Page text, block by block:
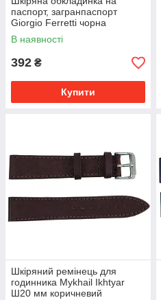
паспорт, загранпаспорт
Giorgio Ferretti чорна
В наявності
392 ₴
Купити
Шкіряний ремінець для
годинника Mykhail Ikhtyar
Ш20 мм коричневий